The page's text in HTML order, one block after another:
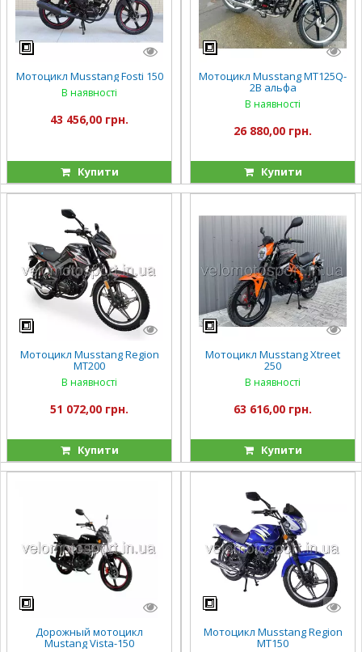
Мотоцикл Musstang Fosti 150
В наявності
43 456,00 грн.
Купити
Мотоцикл Musstang MT125Q-
2B альфа
В наявності
26 880,00 грн.
Купити
Мотоцикл Musstang Region
MT200
В наявності
51 072,00 грн.
Купити
Мотоцикл Musstang Xtreet
250
В наявності
63 616,00 грн.
Купити
Дорожный мотоцикл
Mustang Vista-150
Мотоцикл Musstang Region
MT150